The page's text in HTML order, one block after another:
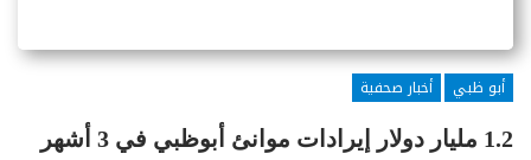
أبو ظبي
أخبار صحفية
1.2 مليار دولار إيرادات موانئ أبوظبي في 3 أشهر